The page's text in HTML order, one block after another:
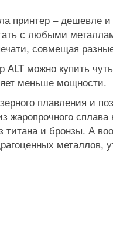
принтер – дешевле и
с любыми
совмещая
можно купить
меньше мощности.
плавления и
жаропрочного сплава
титана и бронзы. А
металлов,